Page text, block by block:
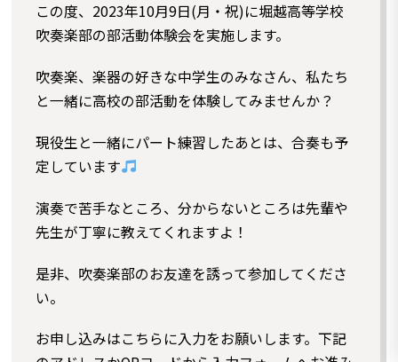
この度、2023年10月9日(月・祝)に堀越高等学校
吹奏楽部の部活動体験会を実施します。
吹奏楽、楽器の好きな中学生のみなさん、私たち
と一緒に高校の部活動を体験してみませんか？
現役生と一緒にパート練習したあとは、合奏も予
定しています
演奏で苦手なところ、分からないところは先輩や
先生が丁寧に教えてくれますよ！
是非、吹奏楽部のお友達を誘って参加してくださ
い。
お申し込みはこちらに入力をお願いします。下記